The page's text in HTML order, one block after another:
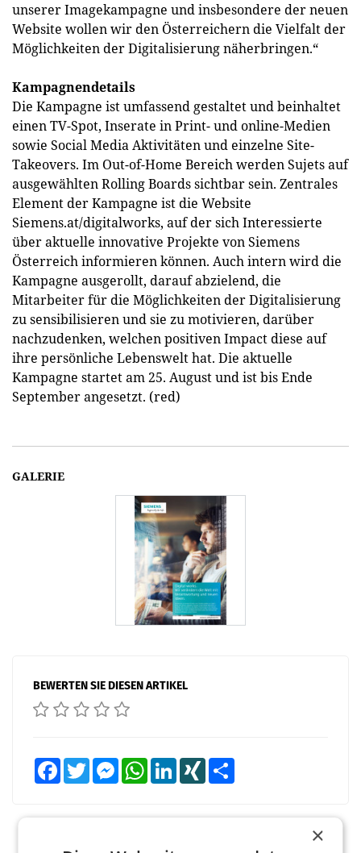
unserer Imagekampagne und insbesondere der neuen
Website wollen wir den Österreichern die Vielfalt der
Möglichkeiten der Digitalisierung näherbringen.“
Kampagnendetails
Die Kampagne ist umfassend gestaltet und beinhaltet
einen TV-Spot, Inserate in Print- und online-Medien
sowie Social Media Aktivitäten und einzelne Site-
Takeovers. Im Out-of-Home Bereich werden Sujets auf
ausgewählten Rolling Boards sichtbar sein. Zentrales
Element der Kampagne ist die Website
Siemens.at/digitalworks, auf der sich Interessierte
über aktuelle innovative Projekte von Siemens
Österreich informieren können. Auch intern wird die
Kampagne ausgerollt, darauf abzielend, die
Mitarbeiter für die Möglichkeiten der Digitalisierung
zu sensibilisieren und sie zu motivieren, darüber
nachzudenken, welchen positiven Impact diese auf
ihre persönliche Lebenswelt hat. Die aktuelle
Kampagne startet am 25. August und ist bis Ende
September angesetzt. (red)
GALERIE
BEWERTEN SIE DIESEN ARTIKEL
FacebookTwitter MessengerWhatsAppLinkedInXING
×